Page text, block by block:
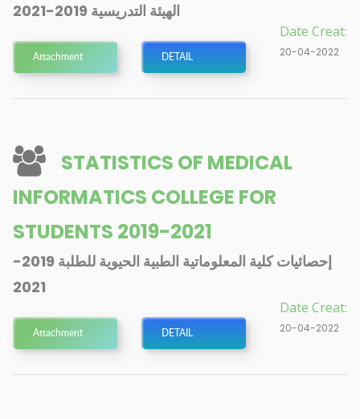
الهيئة التدريسية 2019-2021
Date Creat:
20-04-2022
Attachment DETAIL
STATISTICS OF MEDICAL
INFORMATICS COLLEGE FOR
STUDENTS 2019-2021
إحصائيات كلية المعلوماتية الطبية الحيوية للطلبة 2019-
2021
Date Creat:
20-04-2022
Attachment DETAIL